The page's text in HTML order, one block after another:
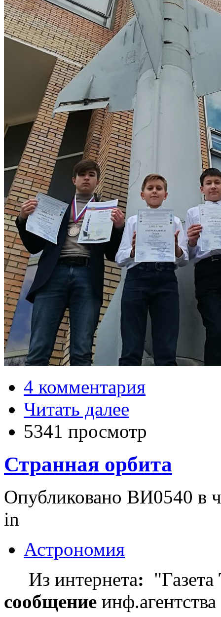
4 комментария
Читать далее
5341 просмотр
Странная орбита
Опубликовано ВИ0540 в
in
Астрономия
Из интернета: "Газета
сообщение